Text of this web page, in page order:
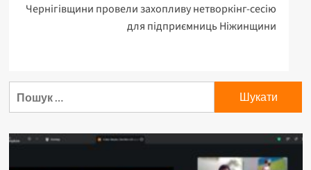
Чернігівщини провели захопливу нетворкінг-сесію
для підприємниць Ніжинщини